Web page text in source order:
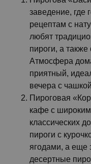
заведение, где
рецептам с
любят
пироги, а
Атмосфера
приятный,
вечера с
Пироговая
кафе с
классических
пироги с
ягодами, а еще
десертные